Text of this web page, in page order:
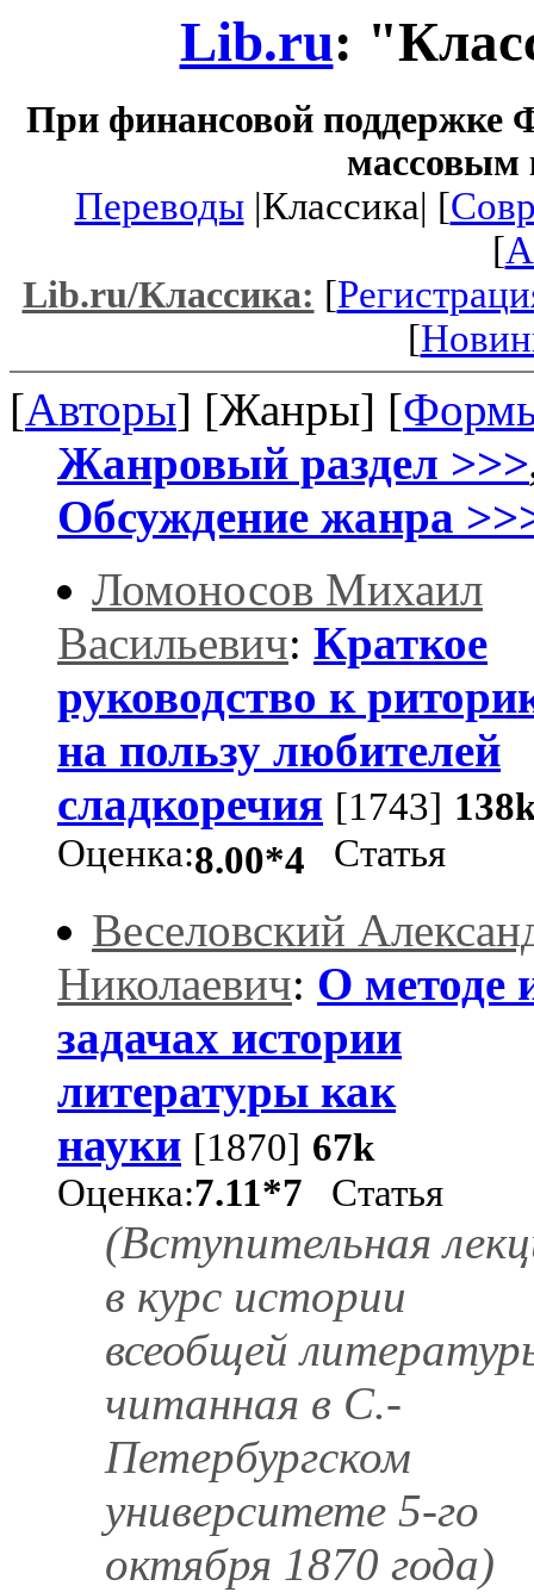
Lib.ru:
При финансовой поддержке
массовым
Переводы|Классика| [
[
Lib.ru/Классика: [
[
[Авторы] [Жанры] [
Жанровый раздел >>>
Обсуждение жанра
Ломоносов Михаил
Васильевич: Краткое
руководство к
на пользу любителей
сладкоречия [1743]
Оценка:8.00*4
Статья
Веселовский
Николаевич: О методе
задачах истории
литературы как
науки [1870] 67k
Оценка:7.11*7 Статья
(Вступительная
в курс истории
всеобщей
читанная в С.-
Петербургском
университете 5-го
октября 1870 года)